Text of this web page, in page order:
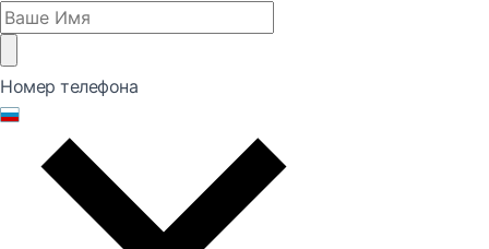
Номер телефона